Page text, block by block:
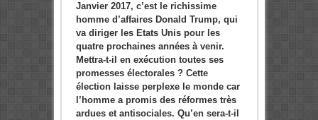
Janvier 2017, c’est le richissime
homme d’affaires Donald Trump, qui
va diriger les Etats Unis pour les
quatre prochaines années à venir.
Mettra-t-il en exécution toutes ses
promesses électorales ? Cette
élection laisse perplexe le monde car
l’homme a promis des réformes très
ardues et antisociales. Qu’en sera-t-il